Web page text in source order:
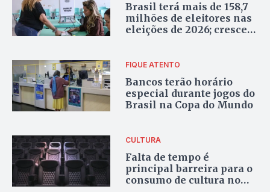
Brasil terá mais de 158,7
milhões de eleitores nas
eleições de 2026; cresce
FIQUE ATENTO
Bancos terão horário
especial durante jogos do
Brasil na Copa do Mundo
CULTURA
Falta de tempo é
principal barreira para o
consumo de cultura no